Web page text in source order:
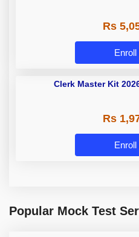
Clerk
Popular Mock Test